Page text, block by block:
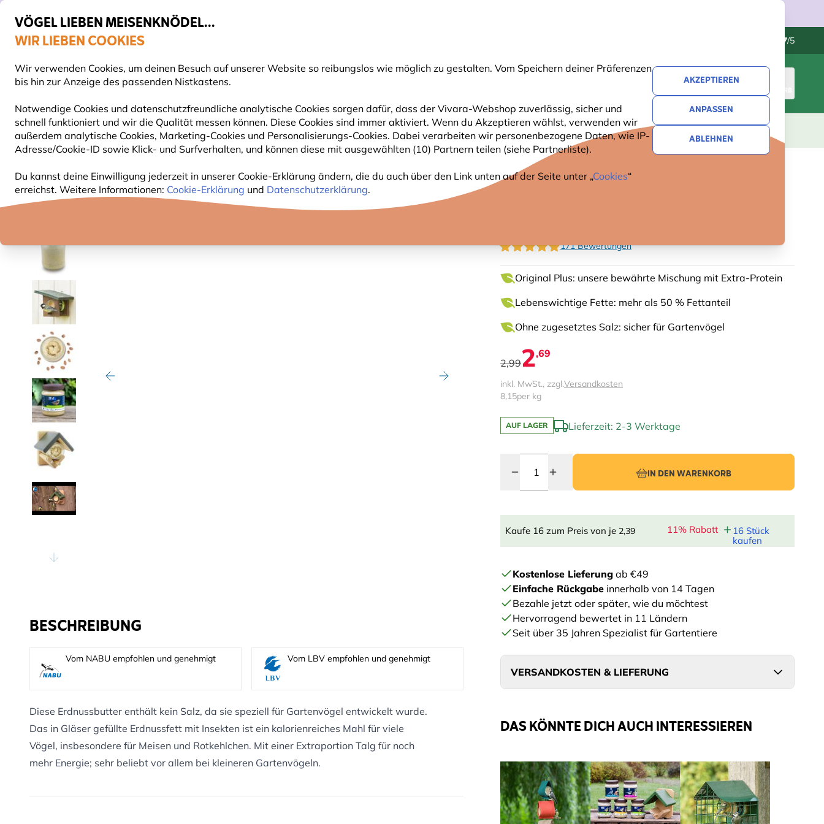
VÖGEL LIEBEN MEISENKNÖDEL...
WIR LIEBEN COOKIES
Wir verwenden Cookies, um deinen Besuch auf unserer Website so reibungslos wie möglich zu gestalten. Vom Speichern deiner Präferenzen
bis hin zur Anzeige des passenden Nistkastens.
Notwendige Cookies und datenschutzfreundliche analytische Cookies sorgen dafür, dass der Vivara-Webshop zuverlässig, sicher und
schnell funktioniert und wir die Qualität messen können. Diese Cookies sind immer aktiviert. Wenn du Akzeptieren wählst, verwenden wir
außerdem analytische Cookies, Marketing-Cookies und Personalisierungs-Cookies. Dabei verarbeiten wir personenbezogene Daten, wie IP-
Adresse/Cookie-ID sowie Klick- und Surfverhalten, und können diese mit ausgewählten (10) Partnern teilen (siehe Partnerliste).
Du kannst deine Einwilligung jederzeit in unserer Cookie-Erklärung ändern, die du auch über den Link unten auf der Seite unter „Cookies“
erreichst. Weitere Informationen: Cookie-Erklärung und Datenschutzerklärung.
AKZEPTIEREN
ANPASSEN
ABLEHNEN
Gratis Versand ab 49 € 4.7/5
Suche
WARENKORB
VOGELFUTTER FUTTERHÄUSER NISTKÄSTEN GARTENTIERE PFLANZEN NATURBEOBACHTUNG GESCHENKE NEUHEITEN ANGEBOTE
10% RABATT
171 Bewertungen
Original Plus: unsere bewährte Mischung mit Extra-Protein
Lebenswichtige Fette: mehr als 50 % Fettanteil
Ohne zugesetztes Salz: sicher für Gartenvögel
2,992,69
inkl. MwSt., zzgl.Versandkosten
8,15per kg
AUF LAGER Lieferzeit: 2-3 Werktage
IN DEN WARENKORB
Kaufe 16 zum Preis von je 2,39 11% Rabatt
16 Stück
kaufen
Kostenlose Lieferung ab €49
Einfache Rückgabe innerhalb von 14 Tagen
Bezahle jetzt oder später, wie du möchtest
Hervorragend bewertet in 11 Ländern
Seit über 35 Jahren Spezialist für Gartentiere
VERSANDKOSTEN & LIEFERUNG
DAS KÖNNTE DICH AUCH INTERESSIEREN
BESCHREIBUNG
Vom NABU empfohlen und genehmigt Vom LBV empfohlen und genehmigt
Diese Erdnussbutter enthält kein Salz, da sie speziell für Gartenvögel entwickelt wurde.
Das in Gläser gefüllte Erdnussfett mit Insekten ist ein kalorienreiches Mahl für viele
Vögel, insbesondere für Meisen und Rotkehlchen. Mit einer Extraportion Talg für noch
mehr Energie; sehr beliebt vor allem bei kleineren Gartenvögeln.